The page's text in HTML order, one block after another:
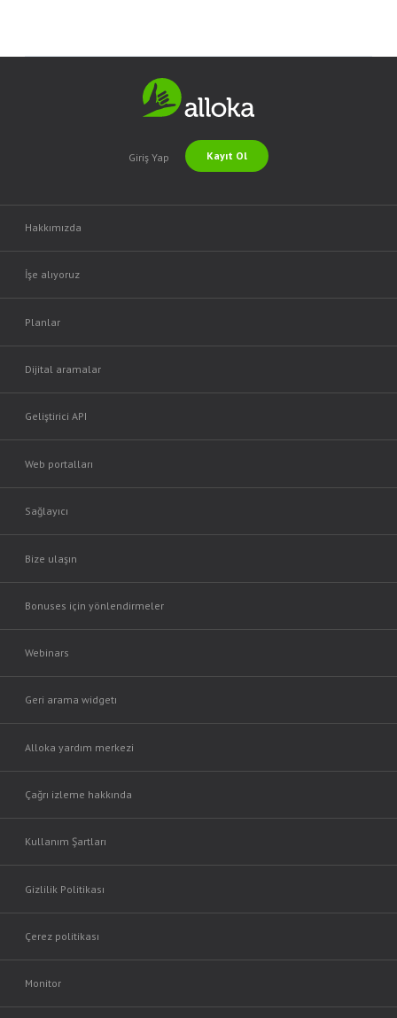
Giriş Yap Kayıt Ol
Hakkımızda
İşe alıyoruz
Planlar
Dijital aramalar
Geliştirici API
Web portalları
Sağlayıcı
Bize ulaşın
Bonuses için yönlendirmeler
Webinars
Geri arama widgetı
Alloka yardım merkezi
Çağrı izleme hakkında
Kullanım Şartları
Gizlilik Politikası
Çerez politikası
Monitor